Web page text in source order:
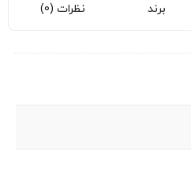
برند نظرات (0)